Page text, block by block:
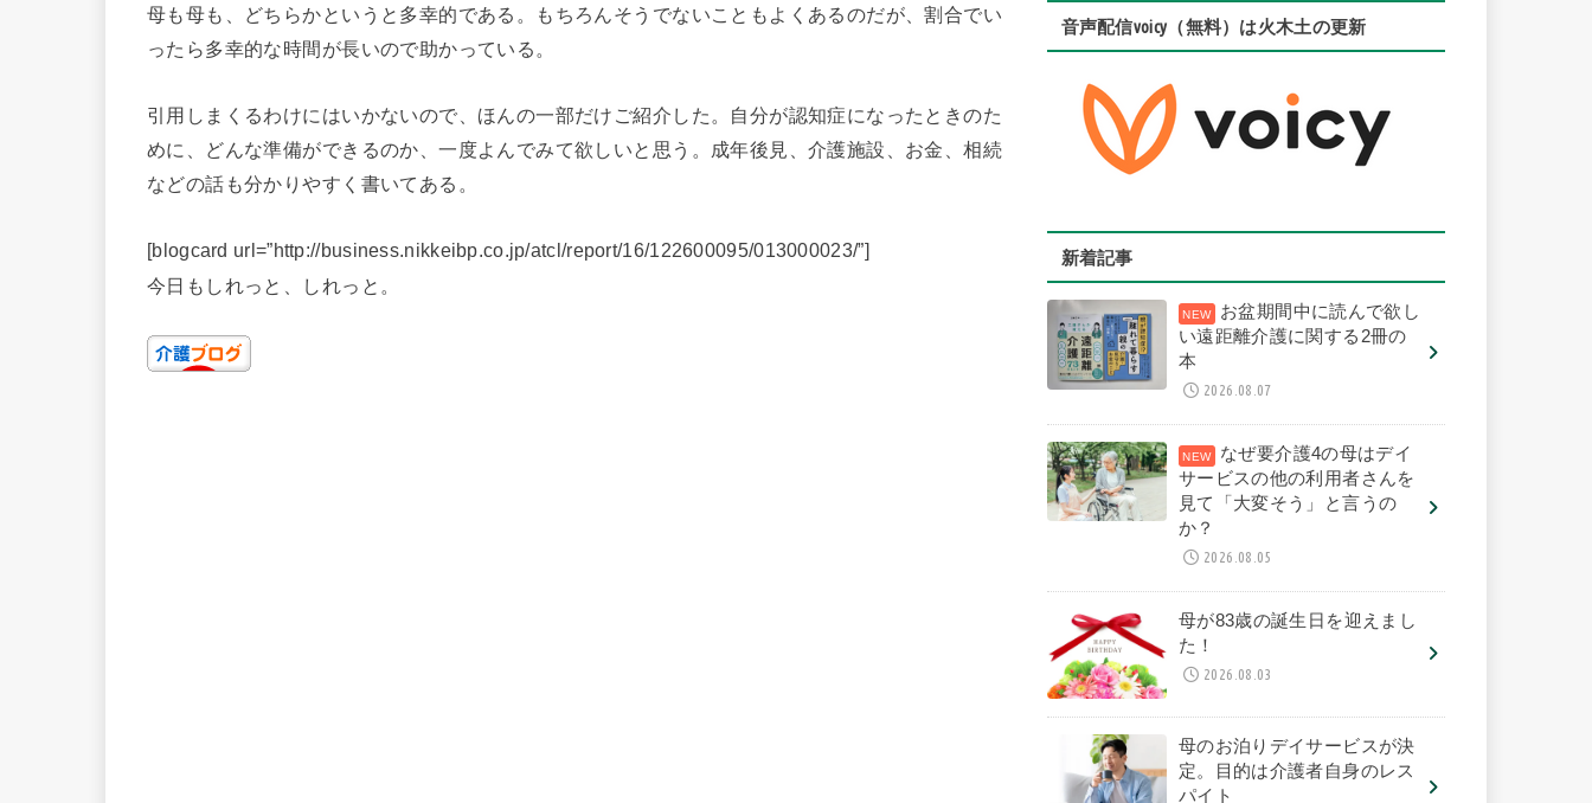
母も母も、どちらかというと多幸的である。もちろんそうでないこともよくあるのだが、割合でい
ったら多幸的な時間が長いので助かっている。
引用しまくるわけにはいかないので、ほんの一部だけご紹介した。自分が認知症になったときのた
めに、どんな準備ができるのか、一度よんでみて欲しいと思う。成年後見、介護施設、お金、相続
などの話も分かりやすく書いてある。
[blogcard url=”http://business.nikkeibp.co.jp/atcl/report/16/122600095/013000023/”]
今日もしれっと、しれっと。
音声配信voicy（無料）は火木土の更新
新着記事
お盆期間中に読んで欲し
い遠距離介護に関する2冊の
本
2026.08.07
なぜ要介護4の母はデイ
サービスの他の利用者さんを
見て「大変そう」と言うの
か？
2026.08.05
母が83歳の誕生日を迎えまし
た！
2026.08.03
母のお泊りデイサービスが決
定。目的は介護者自身のレス
パイト